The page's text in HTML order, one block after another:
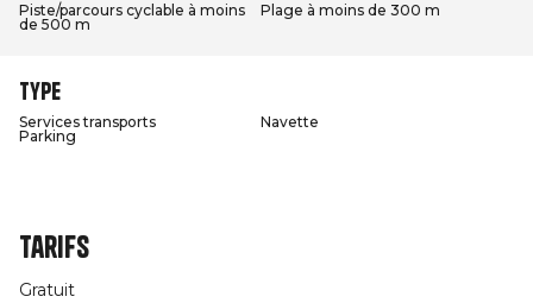
Piste/parcours cyclable à moins
de 500 m
Plage à moins de 300 m
Type
Services transports
Navette
Parking
Tarifs
Gratuit